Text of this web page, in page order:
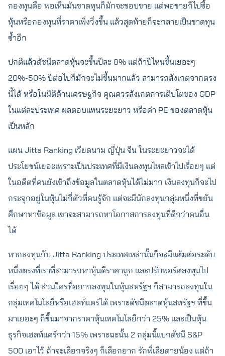
กองทุนคือ พอเห็นมันขาดทุนก็มักจะชอบขาย แต่พอขายก็ไปซื้อ
หุ้นหรือกองทุนที่ราคาเพิ่งวิ่งขึ้น แล้วสุดท้ายก็จะกลายเป็นขาดทุน
ซ้ำอีก
ปกติแล้วดัชนีตลาดหุ้นจะขึ้นปีละ 8% แต่ถ้าปีไหนขึ้นเยอะๆ
20%-50% ปีต่อไปก็มักจะไม่ขึ้นมากแล้ว สามารถสังเกตจากตรง
นี้ได้ หรือในมิติด้านเศรษฐกิจ คุณควรสังเกตการเติบโตของ GDP
ในแต่ละประเทศ ผลตอบแทนระยะยาว หรือค่า PE ของตลาดหุ้น
เป็นหลัก
แผน Jitta Ranking เวียดนาม ญี่ปุ่น จีน ในระยะยาวจะได้
ประโยชน์เยอะเพราะเป็นประเทศที่มีเงินลงทุนไหลเข้าไปเรื่อยๆ แต่
ในอดีตที่คนยังเข้าถึงข้อมูลในตลาดหุ้นได้ไม่มาก เงินลงทุนก็จะไป
กระจุกอยู่ในหุ้นไม่กี่ตัวที่คนรู้จัก แต่จะมีนักลงทุนกลุ่มหนึ่งที่ขยัน
ศึกษาหาข้อมูล เขาจะสามารถหาโอกาสการลงทุนที่ดีกว่าคนอื่น
ได้
หากลงทุนกับ Jitta Ranking ประเทศเหล่านั้นก็จะมีแต้มต่อระดับ
หนึ่งตรงที่เราที่สามารถหาหุ้นดีราคาถูก และปรับพอร์ตลงทุนไป
เรื่อยๆ ได้ ส่วนใครที่อยากลงทุนในหุ้นสหรัฐฯ ก็สามารถลงทุนใน
กลุ่มเทคโนโลยีหรือเฮลท์แคร์ได้ เพราะดัชนีตลาดหุ้นสหรัฐฯ ที่ขึ้น
มาเยอะๆ ก็ขึ้นมาจากราคาหุ้นเทคโนโลยีกว่า 25% และเป็นหุ้น
ธุรกิจเฮลท์แคร์กว่า 15% เพราะฉะนั้น 2 กลุ่มนี้แบกดัชนี S&P
500 เอาไว้ ถ้าจะเลือกจริงๆ ก็เลือกยาก รักพี่เสียดายน้อง แต่ถ้า